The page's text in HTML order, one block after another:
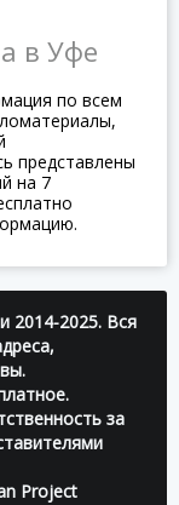
в Уфе
по всем
представлены
на 7
2014-2025. Вся
за
Project